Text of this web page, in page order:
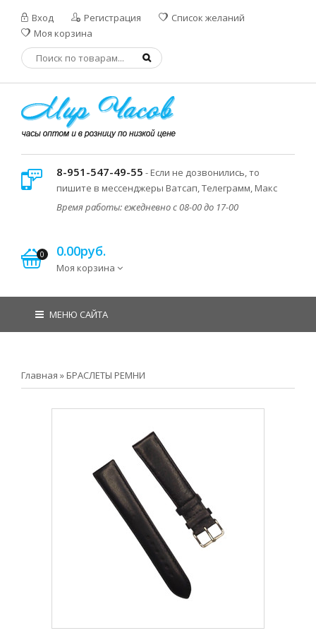
Вход Регистрация
Список желаний
Моя корзина
8-951-547-49-55 - Если не дозвонились, то
пишите в мессенджеры Ватсап, Телеграмм, Макс
Время работы: ежедневно с 08-00 до 17-00
0 0.00руб.
Моя корзина
МЕНЮ САЙТА
Главная » БРАСЛЕТЫ РЕМНИ